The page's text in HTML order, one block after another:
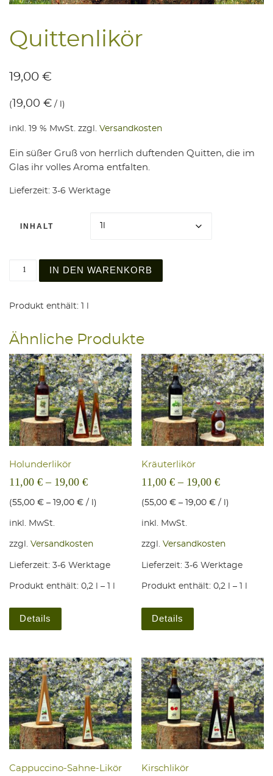
Quit­ten­li­kör
19,00 €
( 19,00 € / )
inkl. 19 % MwSt. zzgl. Versandkosten
Ein süßer Gruß von herrlich duftenden Quitten, die im
Glas ihr volles Aroma entfalten.
Lieferzeit: 3-6 Werktage
INHALT
IN DEN WARENKORB
Produkt enthält: 1
Ähnliche Produkte
Holun­der­li­kör
11,00 € – 19,00 €
(55,00 € – 19,00 € / )
inkl. MwSt.
zzgl. Versandkosten
Lieferzeit: 3-6 Werktage
Produkt enthält: 0,2 – 1
Details
Kräu­ter­li­kör
11,00€ – 19,00€
(55,00€ – 19,00€ / )
inkl. MwSt.
zzgl.Versandkosten
Lieferzeit:3-6 Werktage
Produkt enthält: 0,2 – 1
Details
Cap­puc­ci­no-Sah­ne-Likör Kirsch­li­kör